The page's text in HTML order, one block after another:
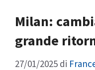
Milan:
grande
27/01/2025 di